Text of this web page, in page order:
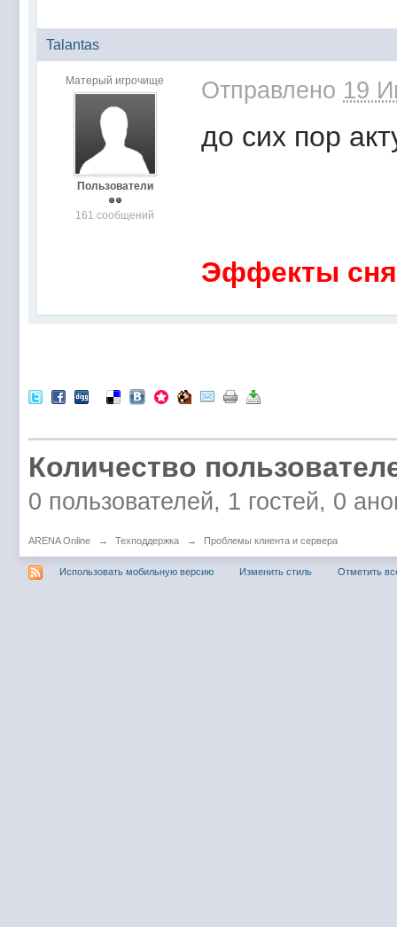
Talantas
Матерый игрочище
Пользователи
161 сообщений
Отправлено 19
до сих пор
Эффекты
Количество
0 пользователей, 1 гостей, 0
ARENA Online → Техподдержка → Проблемы клиента и сервера
Использовать мобильную версию Изменить стиль Отметить